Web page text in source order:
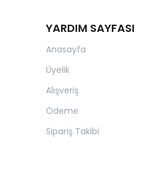
YARDIM SAYFASI
Anasayfa
Üyelik
Alışveriş
Ödeme
Sipariş Takibi